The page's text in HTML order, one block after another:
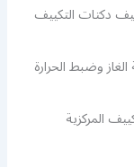
دكتات التكييف
وضبط الحرارة
المركزية